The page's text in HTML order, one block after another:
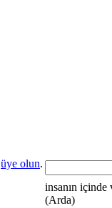
üye olun.
insanın içinde
(Arda)